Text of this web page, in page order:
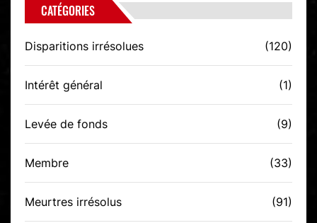
CATÉGORIES
Disparitions irrésolues (120)
Intérêt général (1)
Levée de fonds (9)
Membre (33)
Meurtres irrésolus (91)